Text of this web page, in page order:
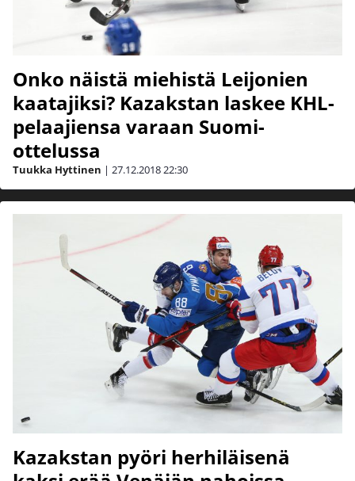
Onko näistä miehistä Leijonien
kaatajiksi? Kazakstan laskee KHL-
pelaajiensa varaan Suomi-
ottelussa
Tuukka Hyttinen | 27.12.201822:30
Kazakstan pyöri herhiläisenä